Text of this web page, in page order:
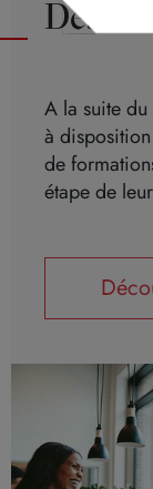
Des
A la suite
à
de
étape de